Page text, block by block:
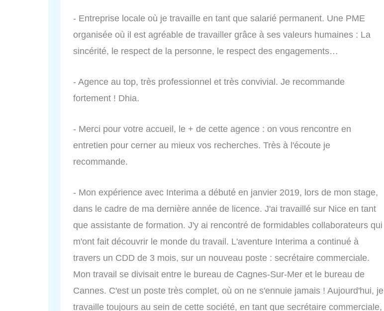
- Entreprise locale où je travaille en tant que salarié permanent. Une PME
organisée où il est agréable de travailler grâce à ses valeurs humaines : La
sincérité, le respect de la personne, le respect des engagements…
- Agence au top, très professionnel et très convivial. Je recommande
fortement ! Dhia.
- Merci pour votre accueil, le + de cette agence : on vous rencontre en
entretien pour cerner au mieux vos recherches. Très à l'écoute je
recommande.
- Mon expérience avec Interima a débuté en janvier 2019, lors de mon stage,
dans le cadre de ma dernière année de licence. J'ai travaillé sur Nice en tant
que assistante de formation. J'y ai rencontré de formidables collaborateurs qui
m'ont fait découvrir le monde du travail. L'aventure Interima a continué à
travers un CDD de 3 mois, sur un nouveau poste : secrétaire commerciale.
Mon travail se divisait entre le bureau de Cagnes-Sur-Mer et le bureau de
Cannes. C'est un poste très complet, où on ne s'ennuie jamais ! Aujourd'hui, je
travaille toujours au sein de cette société, en tant que secrétaire commerciale,